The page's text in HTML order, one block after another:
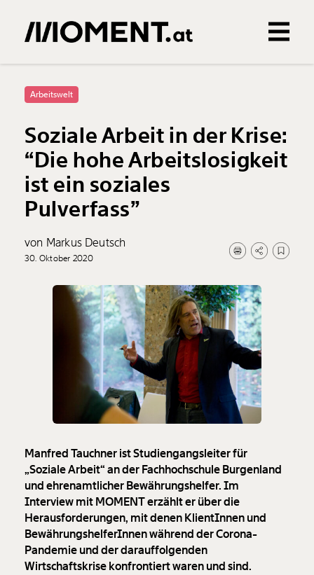
0Treffer
Arbeitswelt
Soziale Arbeit in der Krise:
“Die hohe Arbeitslosigkeit
ist ein soziales
Pulverfass”
von Markus Deutsch
30. Oktober 2020
Manfred Tauchner ist Studiengangsleiter für
„Soziale Arbeit“ an der Fachhochschule Burgenland
und ehrenamtlicher Bewährungshelfer. Im
Interview mit MOMENT erzählt er über die
Herausforderungen, mit denen KlientInnen und
BewährungshelferInnen während der Corona-
Pandemie und der darauffolgenden
Wirtschaftskrise konfrontiert waren und sind.